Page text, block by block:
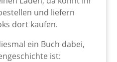
und liefern
dort kaufen.
ein Buch dabei,
ist: